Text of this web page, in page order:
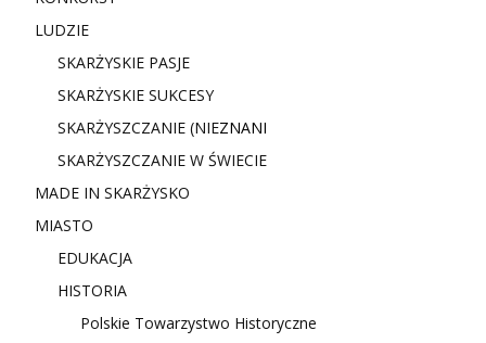
LUDZIE
SKARŻYSKIE PASJE
SKARŻYSKIE SUKCESY
SKARŻYSZCZANIE (NIEZNANI
SKARŻYSZCZANIE W ŚWIECIE
MADE IN SKARŻYSKO
MIASTO
EDUKACJA
HISTORIA
Polskie Towarzystwo Historyczne